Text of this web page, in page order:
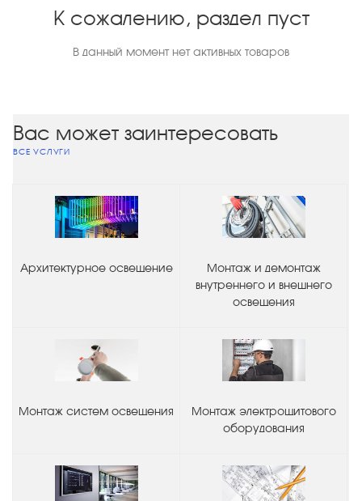
К сожалению, раздел пуст
В данный момент нет активных товаров
Вас может заинтересовать
ВСЕ УСЛУГИ
Архитектурное освещение
Монтаж и демонтаж
внутреннего и внешнего
освещения
Монтаж систем освещения
Монтаж электрощитового
оборудования